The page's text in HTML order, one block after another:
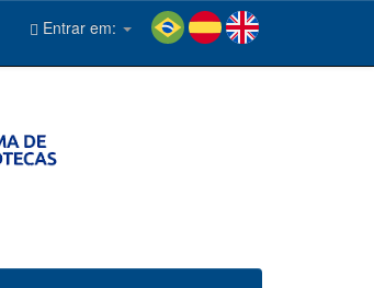
Entrar em: